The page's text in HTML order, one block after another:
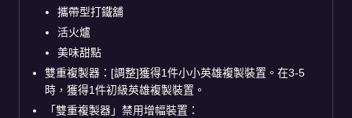
攜帶型打鐵舖
活火爐
美味甜點
雙重複製器：[調整]獲得1件小小英雄複製裝置。在3-5
時，獲得1件初級英雄複製裝置。
「雙重複製器」禁用增幅裝置：